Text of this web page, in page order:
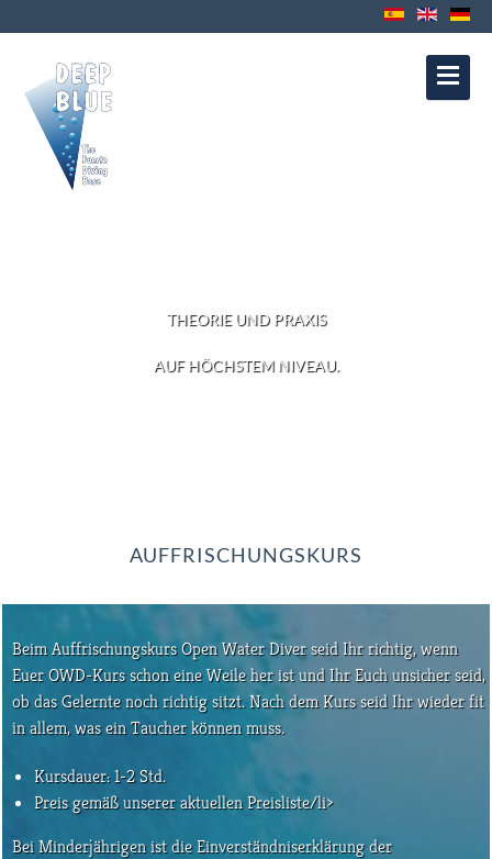
Aviso Legal
THEORIE UND PRAXIS
AUF HÖCHSTEM NIVEAU.
AUFFRISCHUNGSKURS
Beim Auffrischungskurs Open Water Diver seid Ihr richtig, wenn
Euer OWD-Kurs schon eine Weile her ist und Ihr Euch unsicher seid,
ob das Gelernte noch richtig sitzt. Nach dem Kurs seid Ihr wieder fit
in allem, was ein Taucher können muss.
Kursdauer: 1-2 Std.
Preis gemäß unserer aktuellen Preisliste/li>
Bei Minderjährigen ist die Einverständniserklärung der